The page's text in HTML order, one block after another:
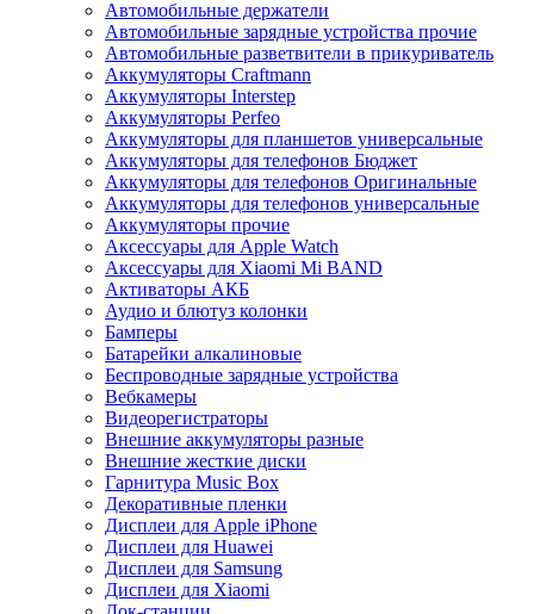
Автомобильные держатели
Автомобильные зарядные устройства прочие
Автомобильные разветвители в прикуриватель
Аккумуляторы Craftmann
Аккумуляторы Interstep
Аккумуляторы Perfeo
Аккумуляторы для планшетов универсальные
Аккумуляторы для телефонов Бюджет
Аккумуляторы для телефонов Оригинальные
Аккумуляторы для телефонов универсальные
Аккумуляторы прочие
Аксессуары для Apple Watch
Аксессуары для Xiaomi Mi BAND
Активаторы АКБ
Аудио и блютуз колонки
Бамперы
Батарейки алкалиновые
Беспроводные зарядные устройства
Вебкамеры
Видеорегистраторы
Внешние аккумуляторы разные
Внешние жесткие диски
Гарнитура Music Box
Декоративные пленки
Дисплеи для Apple iPhone
Дисплеи для Huawei
Дисплеи для Samsung
Дисплеи для Xiaomi